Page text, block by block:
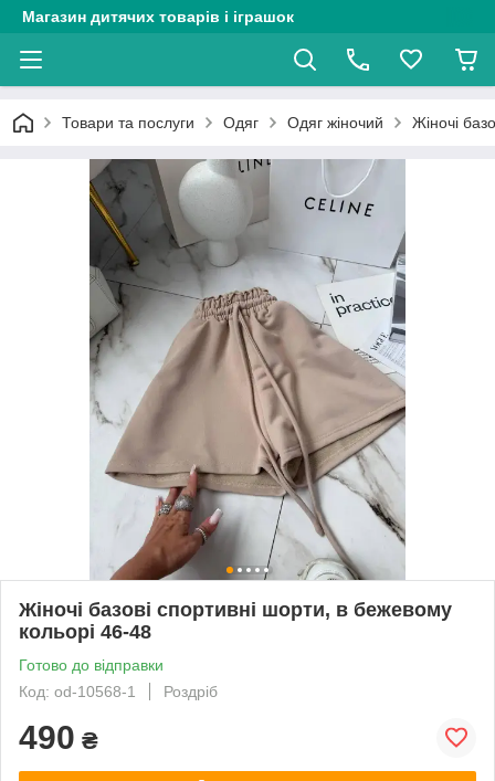
Магазин дитячих товарів і іграшок
Товари та послуги Одяг Одяг жіночий Жіночі
Жіночі базові спортивні шорти, в бежевому
кольорі 46-48
Готово до відправки
Код: od-10568-1
Роздріб
490 ₴